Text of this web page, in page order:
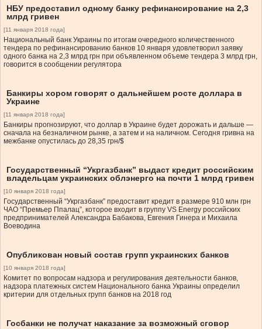
НБУ предоставил одному банку рефинансирование на 2,3
млрд гривен
[11 января 2018 года]
Национальный банк Украины по итогам очередного количественного
тендера по рефинансированию банков 10 января удовлетворил заявку
одного банка на 2,3 млрд грн при объявленном объеме тендера 3 млрд грн,
говорится в сообщении регулятора
Банкиры хором говорят о дальнейшем росте доллара в
Украине
[11 января 2018 года]
Банкиры прогнозируют, что доллар в Украине будет дорожать и дальше —
сначала на безналичном рынке, а затем и на наличном. Сегодня гривна на
межбанке опустилась до 28,35 грн/$
Государственный “Укргазбанк” выдаст кредит российским
владельцам украинских облэнерго на почти 1 млрд гривен
[10 января 2018 года]
Государственный “Укргазбанк” предоставит кредит в размере 910 млн грн
ЧАО “Премьер Ппалац”, которое входит в группу VS Energy российских
предпринимателей Александра Бабакова, Евгения Гинера и Михаила
Воеводина
Опубликован новый состав групп украинских банков
[10 января 2018 года]
Комитет по вопросам надзора и регулирования деятельности банков,
надзора платежных систем Национального банка Украины определил
критерии для отдельных групп банков на 2018 год
Госбанки не получат наказание за возможный сговор